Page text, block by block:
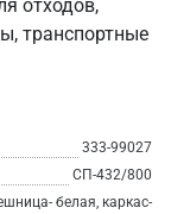
отходов,
транспортные
333-99027
СП-432/800
белая, каркас-